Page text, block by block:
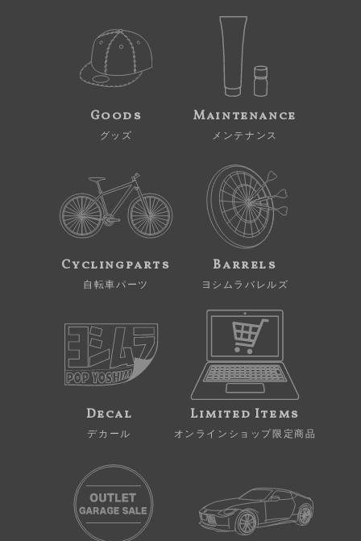
Goods
グッズ
Maintenance
メンテナンス
Cyclingparts
自転車パーツ
Barrels
ヨシムラバレルズ
Decal
デカール
Limited Items
オンラインショップ限定商品